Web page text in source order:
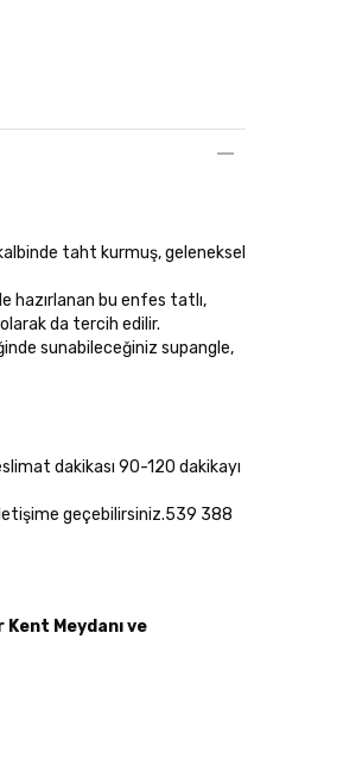
taht kurmuş, geleneksel
hazırlanan bu enfes tatlı,
da tercih edilir.
sunabileceğiniz supangle,
dakikası 90-120 dakikayı
geçebilirsiniz.539 388
Meydanı ve